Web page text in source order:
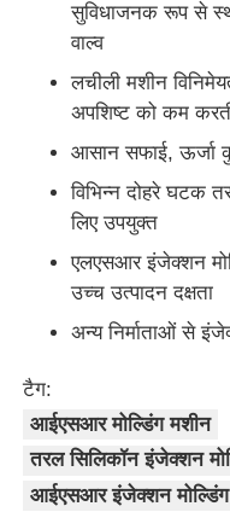
सुविधाजनक रूप से
वाल्व
लचीली मशीन
अपशिष्ट को कम
आसान सफाई, ऊर्जा
विभिन्न दोहरे घटक
लिए उपयुक्त
एलएसआर इंजेक्शन
उच्च उत्पादन दक्षता
अन्य निर्माताओं से
टैग:
आईएसआर मोल्डिंग मशीन
तरल सिलिकॉन इंजेक्शन
आईएसआर इंजेक्शन